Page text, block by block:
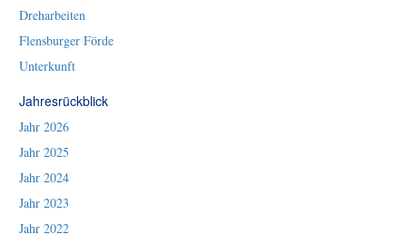
Dreharbeiten
Flensburger Förde
Unterkunft
Jahresrückblick
Jahr 2026
Jahr 2025
Jahr 2024
Jahr 2023
Jahr 2022